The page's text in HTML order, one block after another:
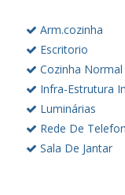
Arm.cozinha
Escritorio
Cozinha Normal
Infra-Estrutura
Luminárias
Rede De
Sala De Jantar